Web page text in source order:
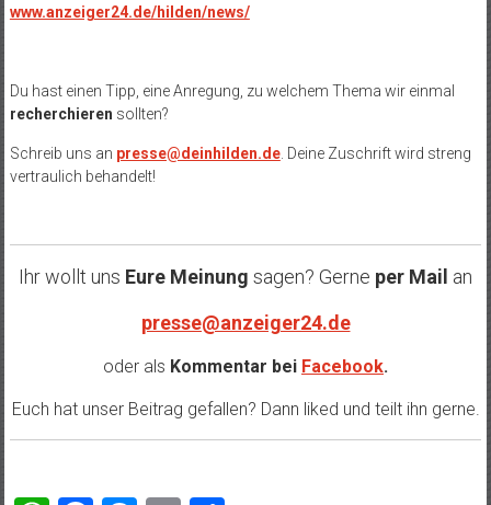
www.anzeiger24.de/hilden/news/
Du hast einen Tipp, eine Anregung, zu welchem Thema wir einmal
recherchieren sollten?
Schreib uns an presse@deinhilden.de. Deine Zuschrift wird streng
vertraulich behandelt!
Ihr wollt uns Eure Meinung sagen? Gerne per Mail an
presse@anzeiger24.de
oder als Kommentar bei Facebook.
Euch hat unser Beitrag gefallen? Dann liked und teilt ihn gerne.